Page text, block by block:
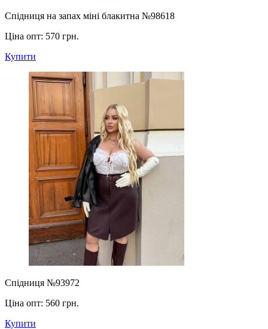
Спідниця на запах міні блакитна №98618
Ціна опт: 570 грн.
Купити
Спідниця №93972
Ціна опт: 560 грн.
Купити